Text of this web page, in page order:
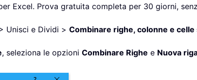
Excel. Prova gratuita completa per 30 giorni,
Unisci e Dividi > Combinare righe, colonne e
, seleziona le opzioni Combinare Righe e Nuova